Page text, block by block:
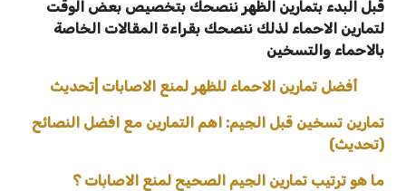
قبل البدء بتمارين الظهر ننصحك بتخصيص بعض الوقت
لتمارين الاحماء لذلك ننصحك بقراءة المقالات الخاصة
بالاحماء والتسخين
أفضل تمارين الاحماء للظهر لمنع الاصابات |تحديث
تمارين تسخين قبل الجيم: اهم التمارين مع افضل النصائح
(تحديث)
ما هو ترتيب تمارين الجيم الصحيح لمنع الاصابات ؟